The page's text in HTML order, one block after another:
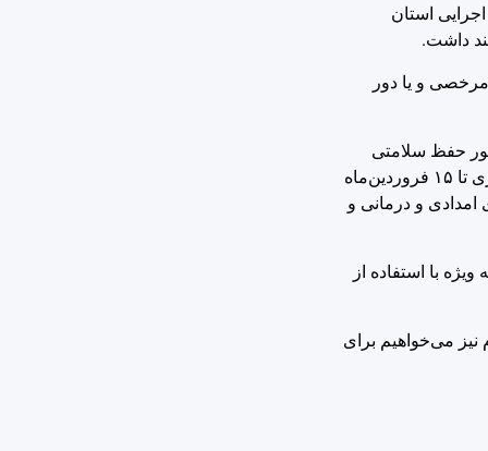
استان
و یا دور
به منظور حفظ سلامتی
کانون خانواده، بانوان کارمند ادارات و دستگاه‌های اجرایی استان هرمزگان می توانند با تشخیص مدیران مجموعه و در صورت امکان دورکاری تا ۱۵ فروردین‌ماه
امدادی و درمانی و
با استفاده از
نیز می‌خواهیم برای